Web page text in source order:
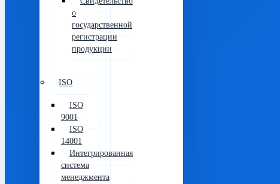
о
государственной
регистрации
продукции
ISO
ISO
9001
ISO
14001
Интегрированная
система
менеджмента